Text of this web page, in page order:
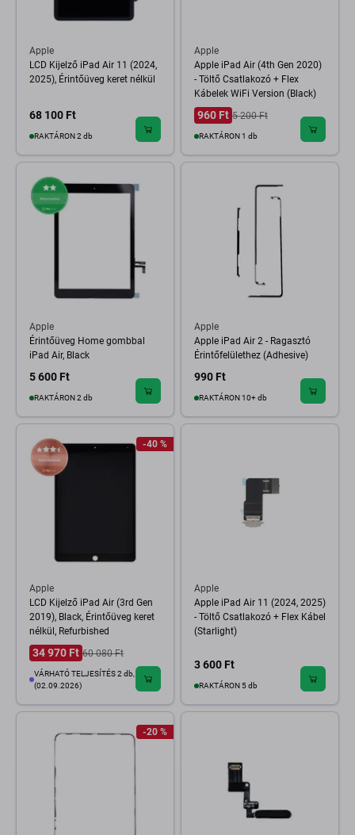
Apple
LCD Kijelző iPad Air 11 (2024,
2025), Érintőüveg keret nélkül
68 100 Ft
RAKTÁRON 2 db
Apple
Apple iPad Air (4th Gen 2020)
- Töltő Csatlakozó + Flex
Kábelek WiFi Version (Black)
960 Ft 5 200 Ft
RAKTÁRON 1 db
Apple
Érintőüveg Home gombbal
iPad Air, Black
5 600 Ft
RAKTÁRON 2 db
Apple
Apple iPad Air 2 - Ragasztó
Érintőfelülethez (Adhesive)
990 Ft
RAKTÁRON 10+ db
-40 %
Apple
LCD Kijelző iPad Air (3rd Gen
2019), Black, Érintőüveg keret
nélkül, Refurbished
34 970 Ft 60 080 Ft
VÁRHATÓ TELJESÍTÉS 2 db,
(02.09.2026)
Apple
Apple iPad Air 11 (2024, 2025)
- Töltő Csatlakozó + Flex Kábel
(Starlight)
3 600 Ft
RAKTÁRON 5 db
-20 %